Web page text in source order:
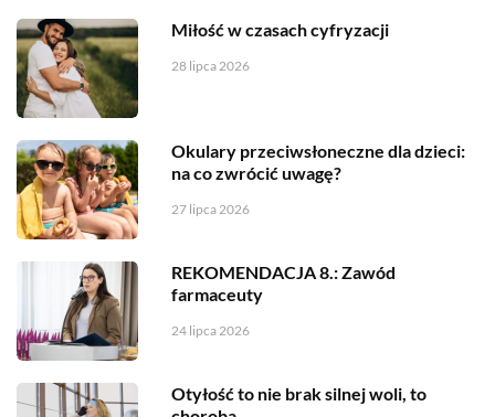
Miłość w czasach cyfryzacji
28 lipca 2026
Okulary przeciwsłoneczne dla dzieci:
na co zwrócić uwagę?
27 lipca 2026
REKOMENDACJA 8.: Zawód
farmaceuty
24 lipca 2026
Otyłość to nie brak silnej woli, to